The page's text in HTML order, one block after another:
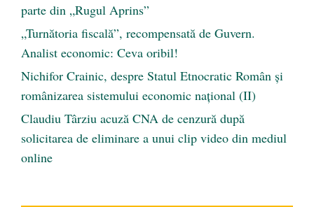
parte din „Rugul Aprins”
„Turnătoria fiscală”, recompensată de Guvern.
Analist economic: Ceva oribil!
Nichifor Crainic, despre Statul Etnocratic Român şi
românizarea sistemului economic naţional (II)
Claudiu Târziu acuză CNA de cenzură după
solicitarea de eliminare a unui clip video din mediul
online